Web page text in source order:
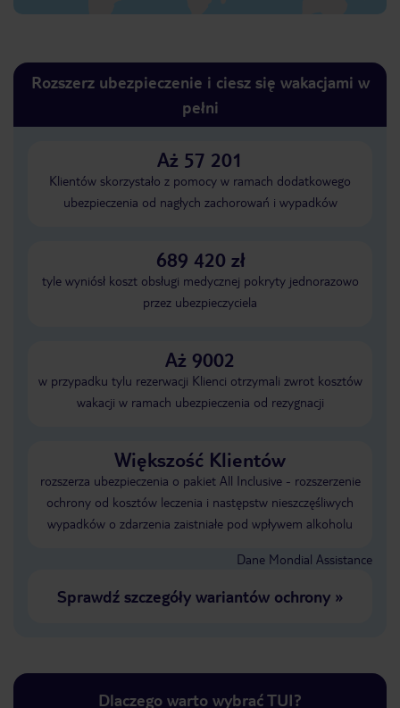
Rozszerz ubezpieczenie i ciesz się wakacjami w
pełni
Aż 57 201
Klientów skorzystało z pomocy w ramach dodatkowego
ubezpieczenia od nagłych zachorowań i wypadków
689 420 zł
tyle wyniósł koszt obsługi medycznej pokryty jednorazowo
przez ubezpieczyciela
Aż 9002
w przypadku tylu rezerwacji Klienci otrzymali zwrot kosztów
wakacji w ramach ubezpieczenia od rezygnacji
Większość Klientów
rozszerza ubezpieczenia o pakiet All Inclusive - rozszerzenie
ochrony od kosztów leczenia i następstw nieszczęśliwych
wypadków o zdarzenia zaistniałe pod wpływem alkoholu
Dane Mondial Assistance
Sprawdź szczegóły wariantów ochrony»
Dlaczego warto wybrać TUI?